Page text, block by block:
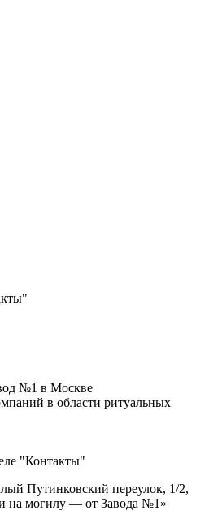
№1 в Москве
в области ритуальных
"Контакты"
Путинковский переулок, 1/2,
на могилу — от Завода №1»